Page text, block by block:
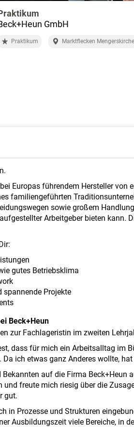
GmbH
Praktikum Marktflecken
Europas führendem Hersteller
familiengeführten
sowie großem
Arbeitgeber bieten kann.
gutes Betriebsklima
spannende Projekte
Beck+Heun
zur Fachlageristin im zweiten
dass für mich ein Arbeitsalltag im
ich etwas ganz Anderes wollte,
auf die Firma
freute mich riesig über die
gut.
in Prozesse und Strukturen
Ausbildungszeit viele Bereiche, in